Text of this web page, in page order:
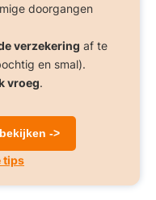
doorgangen
verzekering af te
en smal).
vroeg.
->
tips